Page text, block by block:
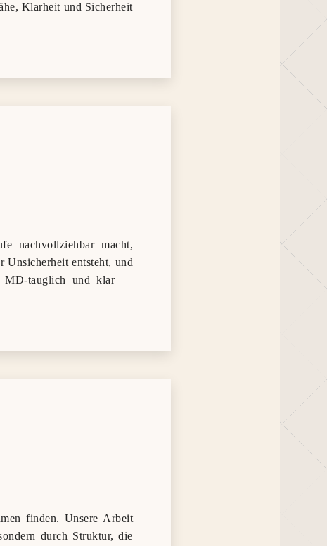
Klarheit und Sicherheit
nachvollziehbar macht,
Unsicherheit entsteht, und
MD‑tauglich und klar —
finden. Unsere Arbeit
durch Struktur, die